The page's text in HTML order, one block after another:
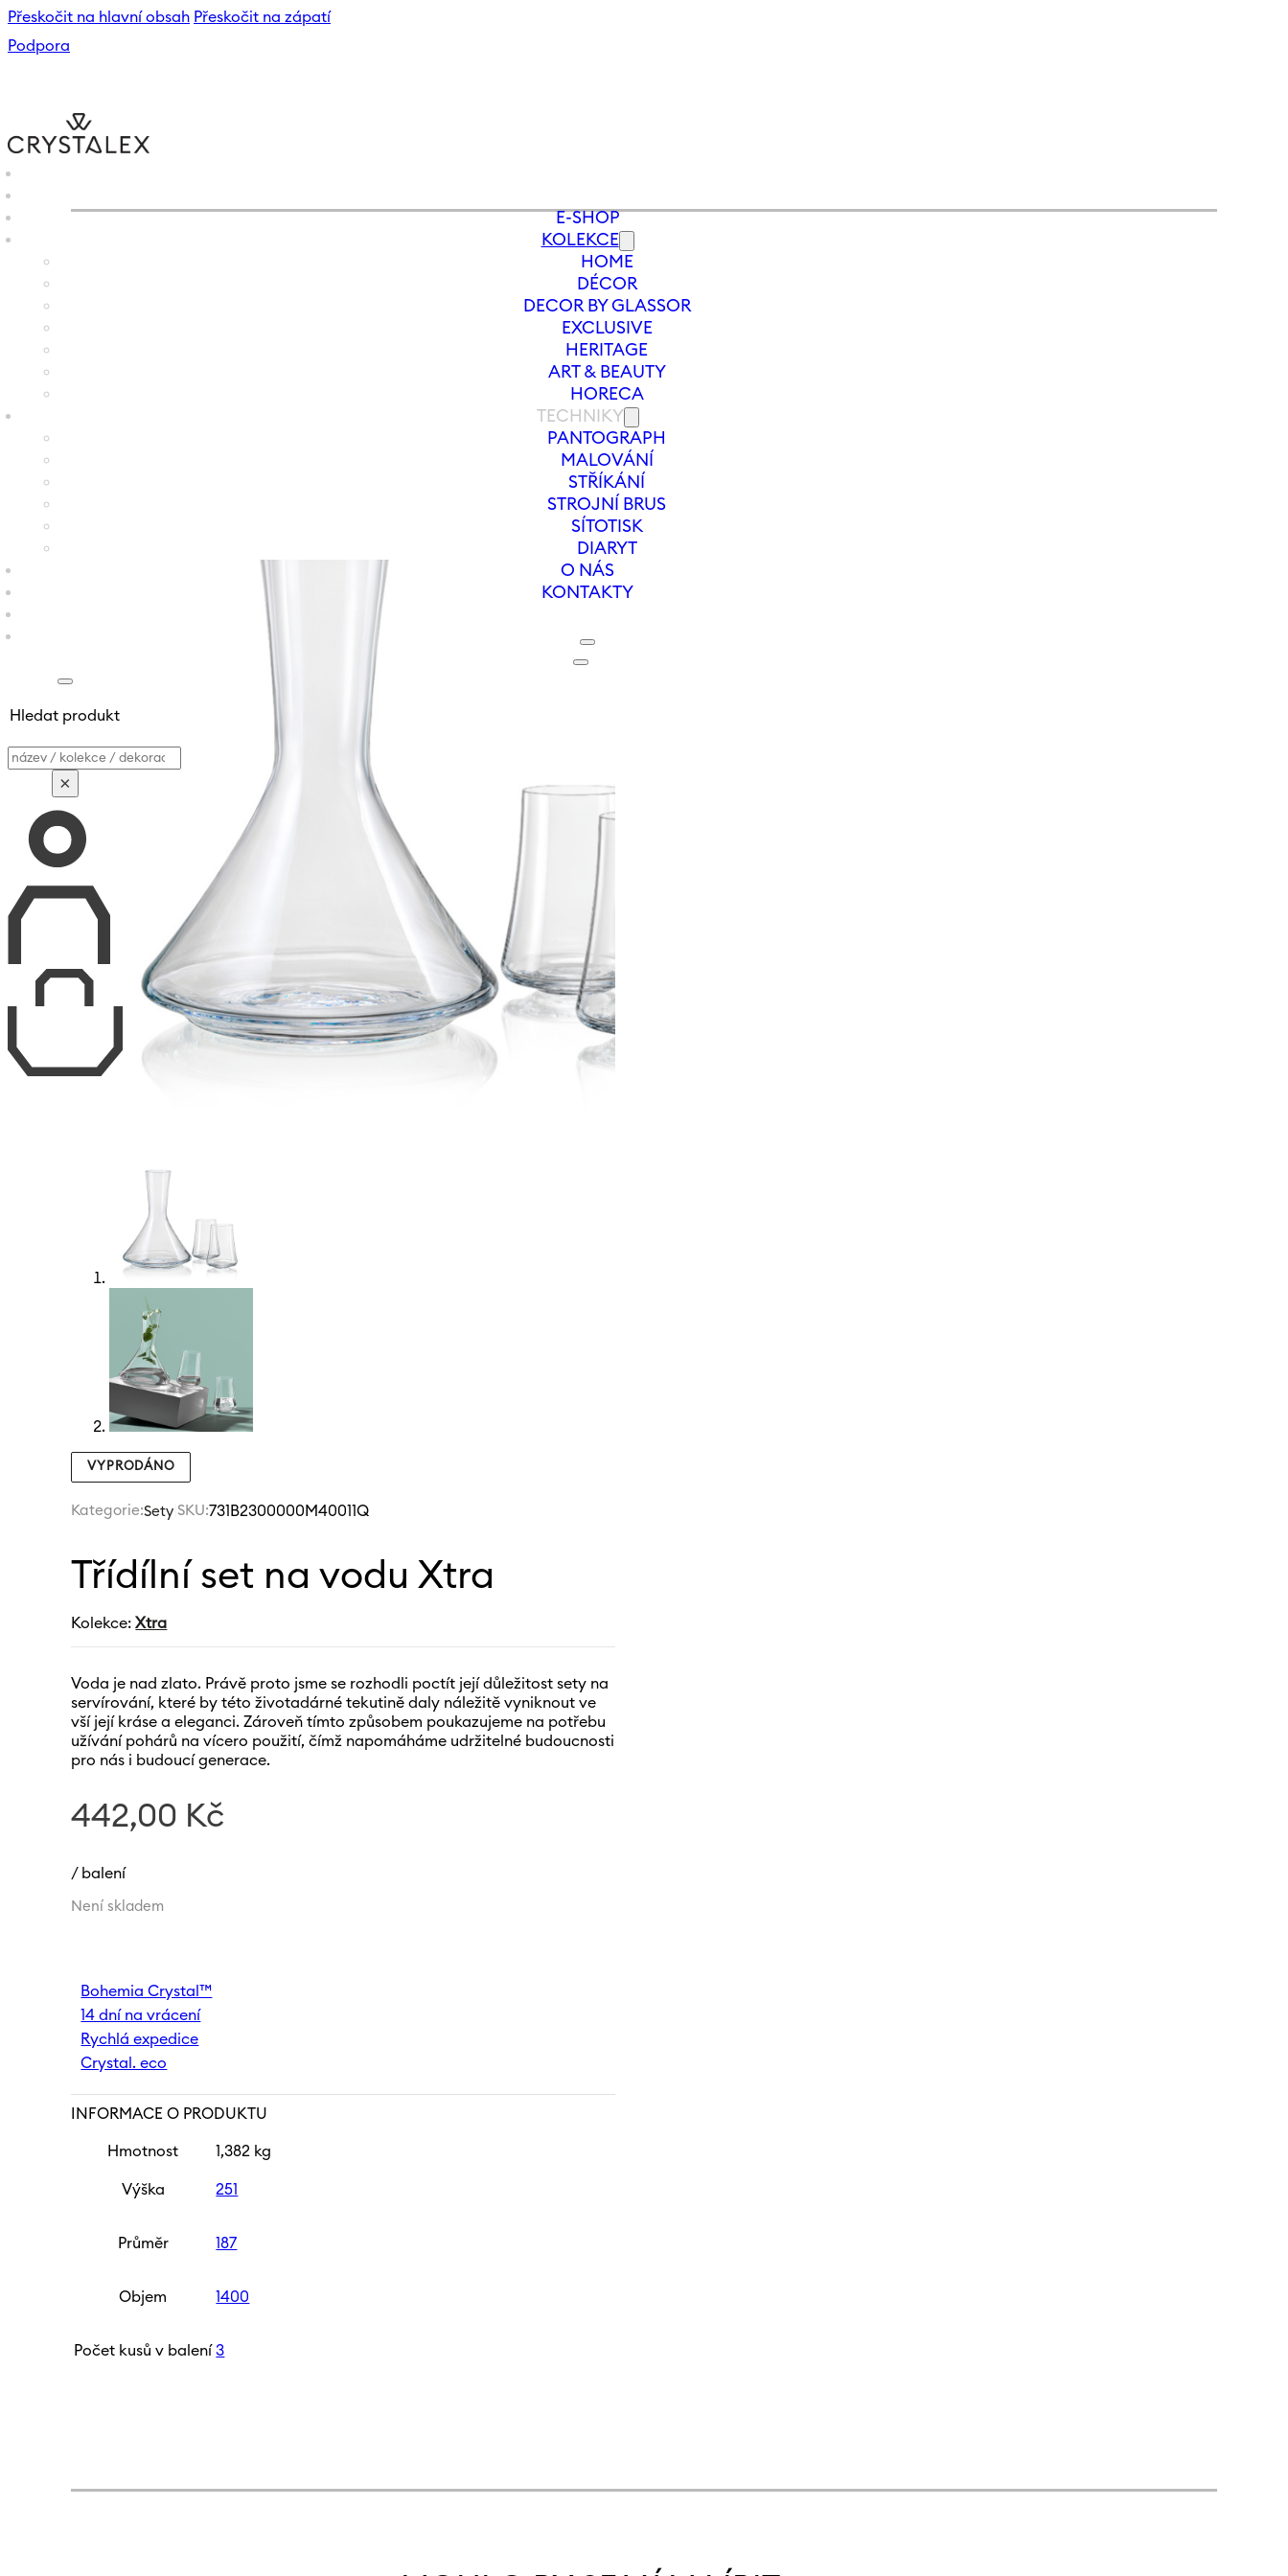
Přeskočit na hlavní obsah Přeskočit na zápatí
Podpora
B2B
E-SHOP
KOLEKCE
HOME
DÉCOR
DECOR BY GLASSOR
EXCLUSIVE
HERITAGE
ART & BEAUTY
HORECA
TECHNIKY
PANTOGRAPH
MALOVÁNÍ
STŘÍKÁNÍ
STROJNÍ BRUS
SÍTOTISK
DIARYT
O NÁS
KONTAKTY
Hledat produkt
Vyhledávání
×
TŘÍDÍLNÍ SET NA VODU XTRA
VYPRODÁNO
Kategorie:Sety SKU:731B2300000M40011Q
Třídílní set na vodu Xtra
Kolekce:Xtra
Voda je nad zlato. Právě proto jsme se rozhodli poctít její důležitost sety na
servírování, které by této životadárné tekutině daly náležitě vyniknout ve
vší její kráse a eleganci. Zároveň tímto způsobem poukazujeme na potřebu
užívání pohárů na vícero použití, čímž napomáháme udržitelné budoucnosti
pro nás i budoucí generace.
442,00 Kč
/ balení
Není skladem
Bohemia Crystal™
14 dní na vrácení
Rychlá expedice
Crystal. eco
INFORMACE O PRODUKTU
Hmotnost 1,382 kg
Výška 251
Průměr 187
Objem 1400
Počet kusů v balení 3